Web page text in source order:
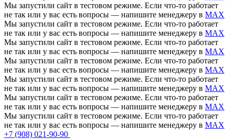
Мы запустили сайт в тестовом режиме. Если что-то работает
не так или у вас есть вопросы — напишите менеджеру в MAX
Мы запустили сайт в тестовом режиме. Если что-то работает
не так или у вас есть вопросы — напишите менеджеру в MAX
Мы запустили сайт в тестовом режиме. Если что-то работает
не так или у вас есть вопросы — напишите менеджеру в MAX
Мы запустили сайт в тестовом режиме. Если что-то работает
не так или у вас есть вопросы — напишите менеджеру в MAX
Мы запустили сайт в тестовом режиме. Если что-то работает
не так или у вас есть вопросы — напишите менеджеру в MAX
Мы запустили сайт в тестовом режиме. Если что-то работает
не так или у вас есть вопросы — напишите менеджеру в MAX
Мы запустили сайт в тестовом режиме. Если что-то работает
не так или у вас есть вопросы — напишите менеджеру в MAX
+7 (908) 021-90-90